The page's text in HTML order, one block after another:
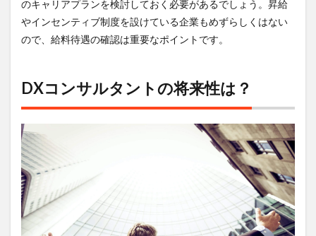
のキャリアプランを検討しておく必要があるでしょう。昇給
やインセンティブ制度を設けている企業もめずらしくはない
ので、給料待遇の確認は重要なポイントです。
DXコンサルタントの将来性は？